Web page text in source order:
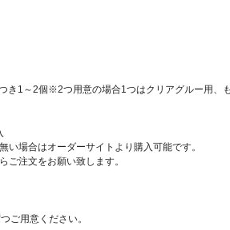
1～2個※2つ用意の場合1つはクリアグルー用、
場合はオーダーサイトより購入可能です。
ご注文をお願い致します。
ご用意ください。